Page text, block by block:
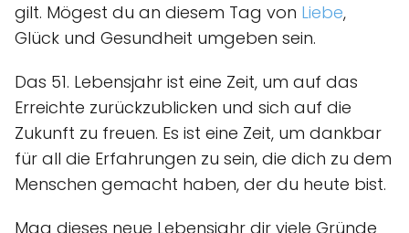
gilt. Mögest du an diesem Tag von Liebe,
Glück und Gesundheit umgeben sein.
Das 51. Lebensjahr ist eine Zeit, um auf das
Erreichte zurückzublicken und sich auf die
Zukunft zu freuen. Es ist eine Zeit, um dankbar
für all die Erfahrungen zu sein, die dich zu dem
Menschen gemacht haben, der du heute bist.
Mag dieses neue Lebensjahr dir viele Gründe